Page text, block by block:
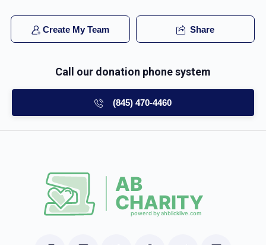
ווייַל וואס טוט מען נישט פאר יודי ווען די בעהטס אזוי שיין
5 months ago $50.00
Joel Grunbaumיהודא ארי` גרינבוים
חסד, עדיו לגאון ולתפארת הבה"ח יודל ני"ו
Totty&mommy
Create My Team Share
Call our donation phone system
(845) 470-4460